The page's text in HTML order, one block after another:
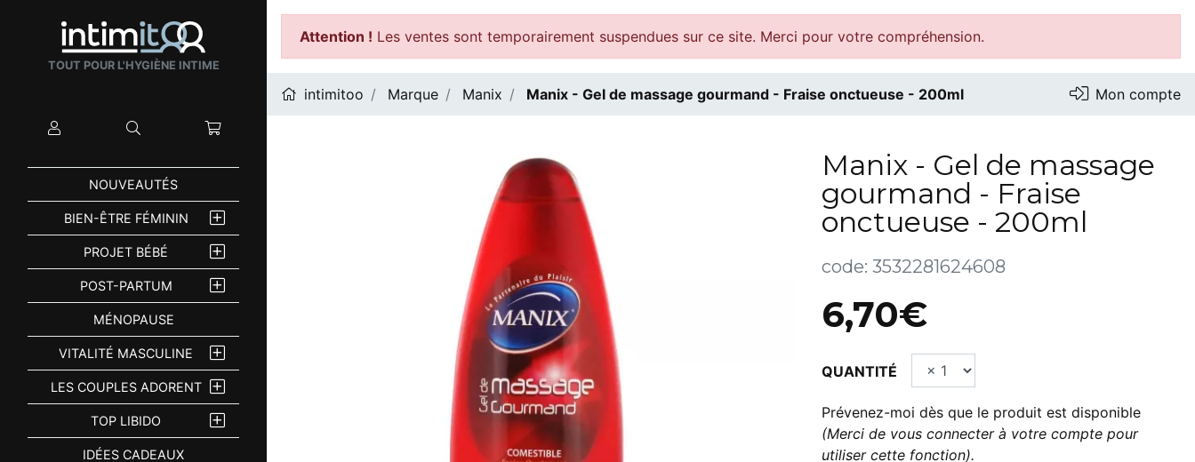
TOUT POUR L'HYGIÈNE INTIME
Mon compte Rechercher Mon panier
NOUVEAUTÉS
BIEN-ÊTRE FÉMININ
PROJET BÉBÉ
POST-PARTUM
MÉNOPAUSE
VITALITÉ MASCULINE
LES COUPLES ADORENT
TOP LIBIDO
IDÉES CADEAUX
Attention ! Les ventes sont temporairement suspendues sur ce site. Merci pour votre compréhension.
intimitoo Marque Manix Manix - Gel de massage gourmand - Fraise onctueuse - 200ml Mon compte
Manix - Gel de massage
gourmand - Fraise
onctueuse - 200ml
code: 3532281624608
6,70€
QUANTITÉ
Prévenez-moi dès que le produit est disponible
(Merci de vous connecter à votre compte pour
utiliser cette fonction).